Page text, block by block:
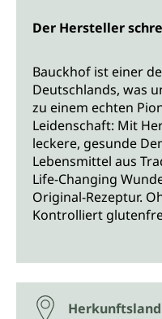
Der Hersteller
Bauckhof ist einer
Deutschlands, was
zu einem echten
Leidenschaft: Mit
leckere, gesunde
Lebensmittel aus
Life-Changing
Original-Rezeptur.
Kontrolliert
Herkunftsland